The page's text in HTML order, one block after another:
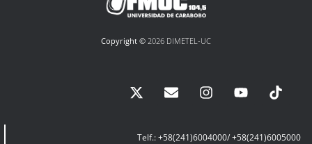
Copyright © 2026 DIMETEL-UC
Telf.: +58(241)6004000/ +58(241)6005000